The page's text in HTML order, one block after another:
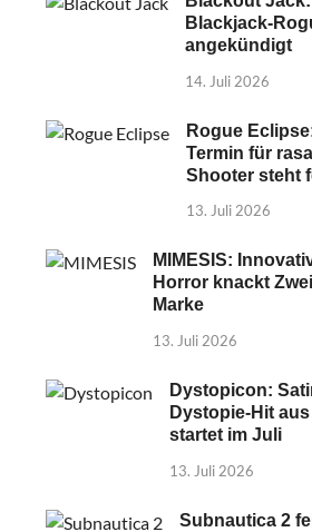
Blackjack-
angekündigt
14. Juli 2026
Rogue
Termin für
Shooter steht
13. Juli 2026
MIMESIS:
Horror knackt
Marke
13. Juli 2026
Dystopicon:
Dystopie-Hit
startet im Juli
13. Juli 2026
Subnautica 2